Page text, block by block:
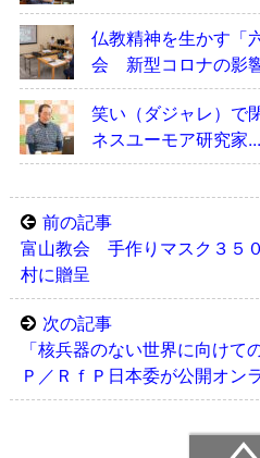
仏教精神を生かす「
会 新型コロナの影
笑い（ダジャレ）
ネスユーモア研究家...
前の記事
富山教会 手作りマスク３５
村に贈呈
次の記事
「核兵器のない世界に向け
Ｐ／ＲｆＰ日本委が公開オン